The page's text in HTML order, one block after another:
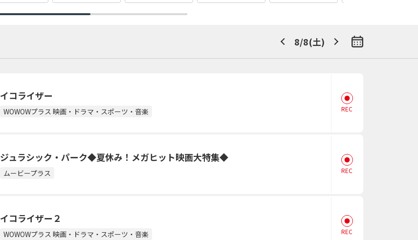
エンタメ・バラエティ ドキュメンタリー・ホビー
8/8(土)
8/8(土)
イコライザー
WOWOWプラス 映画・ドラマ・スポーツ・音楽 REC
ジュラシック・パーク◆夏休み！メガヒット映画大特集◆
ムービープラス REC
イコライザー２
WOWOWプラス 映画・ドラマ・スポーツ・音楽 REC